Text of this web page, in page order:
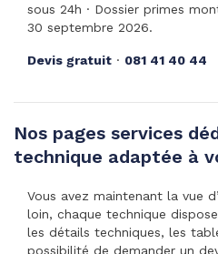
sous 24h · Dossier primes
30 septembre 2026.
Devis gratuit · 081 41 40 44
Nos pages services
technique adaptée à
Vous avez maintenant la vue
loin, chaque technique
les détails techniques, les
possibilité de demander un